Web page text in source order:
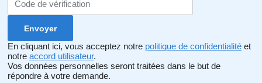
En cliquant ici, vous acceptez notre politique de confidentialité et
notre accord utilisateur.
Vos données personnelles seront traitées dans le but de
répondre à votre demande.